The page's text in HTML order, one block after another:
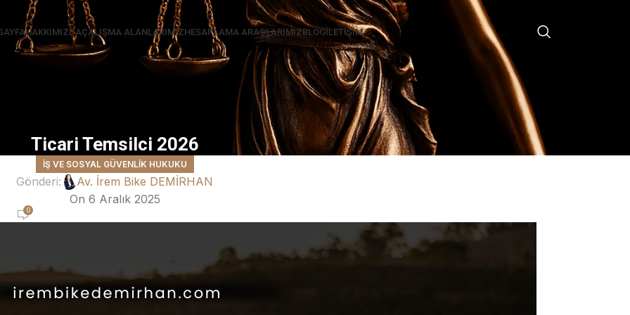
HAKKIMIZDAÇALIŞMA ALANLARIMIZHESAPLAMA ARAÇLARIMIZBLOGİLETIŞIM
Ticari Temsilci 2026
İŞ VE SOSYAL GÜVENLIK HUKUKU
Gönderi:
Av. İrem Bike DEMİRHAN
On 6 Aralık 2025
0